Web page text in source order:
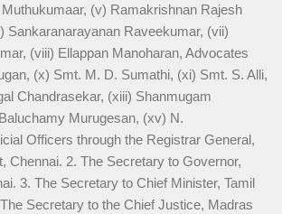
(v) Ramakrishnan Rajesh
Sankaranarayanan Raveekumar, (vii)
(viii) Ellappan Manoharan, Advocates
(x) Smt. M. D. Sumathi, (xi) Smt. S. Alli,
Chandrasekar, (xiii) Shanmugam
Murugesan, (xv) N.
Officers through the Registrar General,
Chennai. 2. The Secretary to Governor,
3. The Secretary to Chief Minister, Tamil
Secretary to the Chief Justice, Madras